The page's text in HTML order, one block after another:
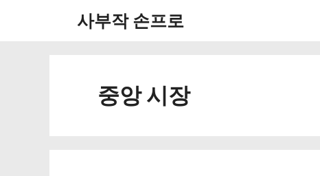
사부작 손프로
중앙 시장